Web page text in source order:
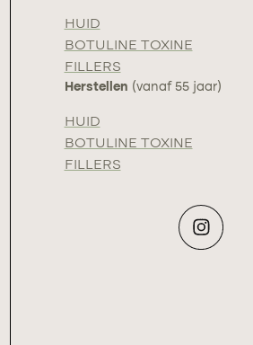
HUID
BOTULINE TOXINE
FILLERS
Herstellen (vanaf 55 jaar)
HUID
BOTULINE TOXINE
FILLERS